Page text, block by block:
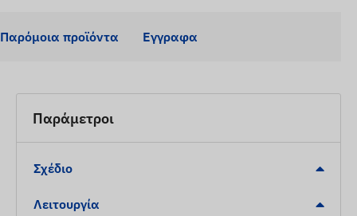
Παρόμοια προϊόντα Εγγραφα
Παράμετροι
Σχέδιο
Λειτουργία